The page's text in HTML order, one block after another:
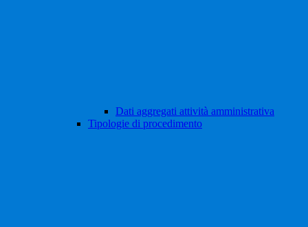
Dati aggregati attività amministrativa
Tipologie di procedimento